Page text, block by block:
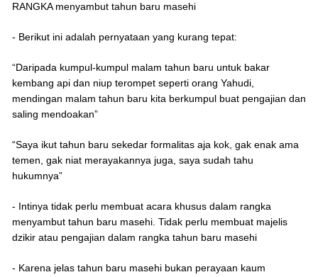
RANGKA menyambut tahun baru masehi
- Berikut ini adalah pernyataan yang kurang tepat:
“Daripada kumpul-kumpul malam tahun baru untuk bakar
kembang api dan niup terompet seperti orang Yahudi,
mendingan malam tahun baru kita berkumpul buat pengajian dan
saling mendoakan”
“Saya ikut tahun baru sekedar formalitas aja kok, gak enak ama
temen, gak niat merayakannya juga, saya sudah tahu
hukumnya”
- Intinya tidak perlu membuat acara khusus dalam rangka
menyambut tahun baru masehi. Tidak perlu membuat majelis
dzikir atau pengajian dalam rangka tahun baru masehi
- Karena jelas tahun baru masehi bukan perayaan kaum